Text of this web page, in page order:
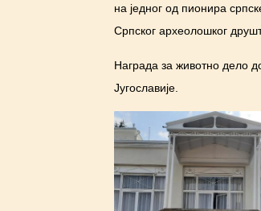
на једног од пионира
Српског археолошког
Награда за животно дело
Југославије.